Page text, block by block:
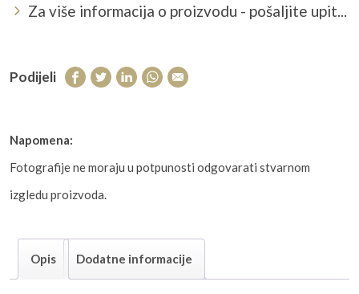
Za više informacija o proizvodu - pošaljite upit...
Podijeli
Napomena:
Fotografije ne moraju u potpunosti odgovarati stvarnom
izgledu proizvoda.
Opis Dodatne informacije